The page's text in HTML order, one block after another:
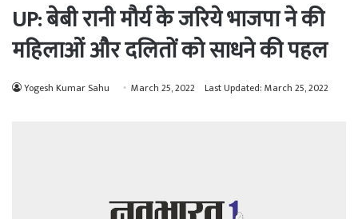
UP: बेबी रानी मौर्य के जरिये भाजपा ने की
महिलाओं और दलितों को साधने की पहल
Yogesh Kumar Sahu March 25, 2022 Last Updated: March 25, 2022